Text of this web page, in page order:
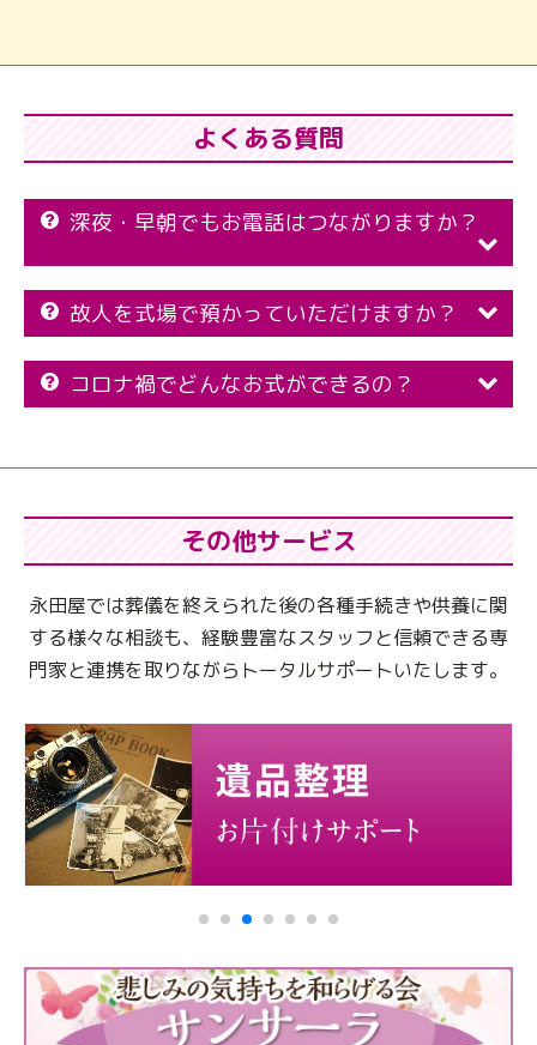
よくある質問
深夜・早朝でもお電話はつながりますか？
故人を式場で預かっていただけますか？
コロナ禍でどんなお式ができるの？
その他サービス
永田屋では葬儀を終えられた後の各種手続きや供養に関
する様々な相談も、 経験豊富なスタッフと信頼できる専
門家と連携を取りながらトータルサポートいたします。